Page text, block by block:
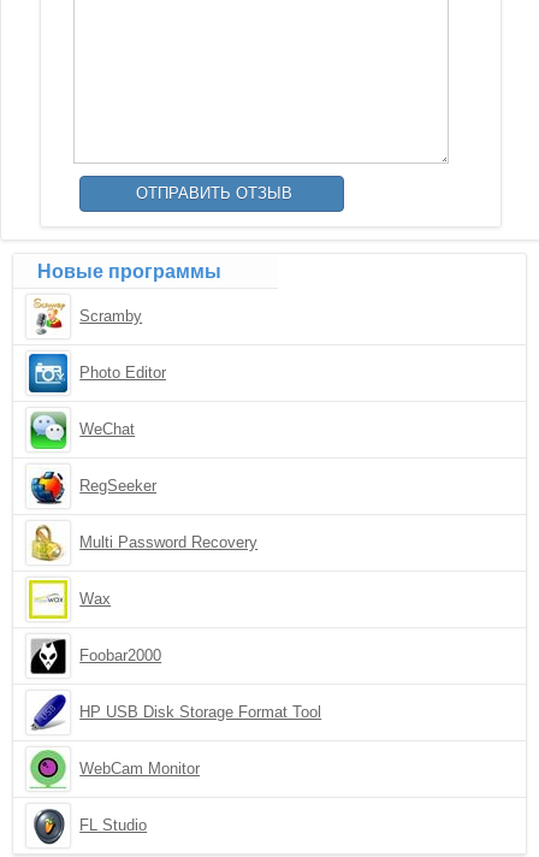
Новые программы
Scramby
Photo Editor
WeChat
RegSeeker
Multi Password Recovery
Wax
Foobar2000
HP USB Disk Storage Format Tool
WebCam Monitor
FL Studio